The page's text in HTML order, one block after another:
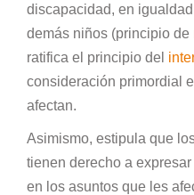
discapacidad, en
demás niños (principio de
ratifica el principio del
consideración primordial
afectan.
Asimismo, estipula que
tienen derecho a
en los asuntos que les